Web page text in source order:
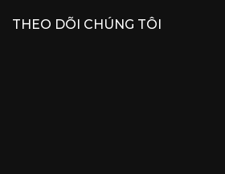
THEO DÕI CHÚNG TÔI